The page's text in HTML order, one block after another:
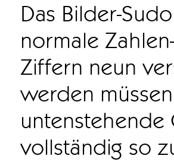
Das Bilder-
normale
Ziffern neun
werden
vollständig so